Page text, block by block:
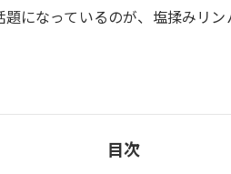
になっているのが、塩揉みリ
目次